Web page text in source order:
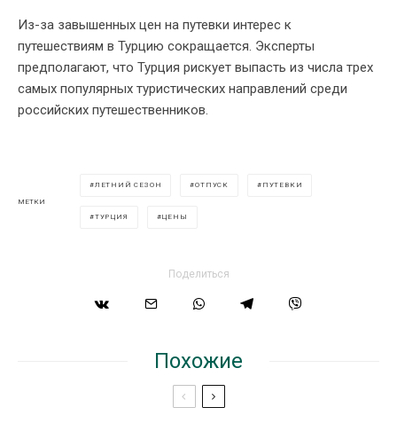
Из-за завышенных цен на путевки интерес к
путешествиям в Турцию сокращается. Эксперты
предполагают, что Турция рискует выпасть из числа трех
самых популярных туристических направлений среди
российских путешественников.
МЕТКИ
ЛЕТНИЙ СЕЗОН ОТПУСК ПУТЕВКИ
ТУРЦИЯ ЦЕНЫ
Поделиться
Похожие